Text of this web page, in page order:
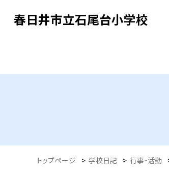
春日井市立石尾台小学校
トップページ > 学校日記 > 行事・活動